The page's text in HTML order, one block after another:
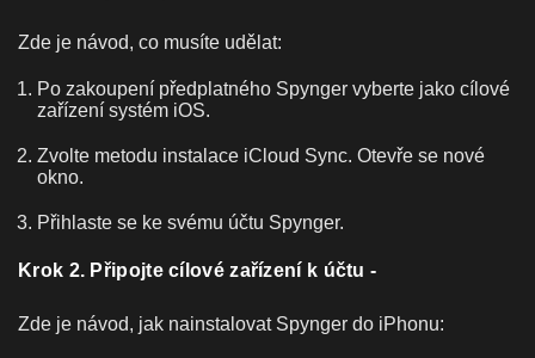
Zde je návod, co musíte udělat:
Po zakoupení předplatného Spynger vyberte jako cílové
zařízení systém iOS.
Zvolte metodu instalace iCloud Sync. Otevře se nové
okno.
Přihlaste se ke svému účtu Spynger.
Krok 2. Připojte cílové zařízení k účtu -
Zde je návod, jak nainstalovat Spynger do iPhonu: